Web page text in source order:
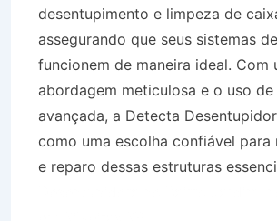
desentupimento e limpeza de
assegurando que seus sistemas
funcionem de maneira ideal. Com
abordagem meticulosa e o uso
avançada, a Detecta
como uma escolha confiável para
e reparo dessas estruturas